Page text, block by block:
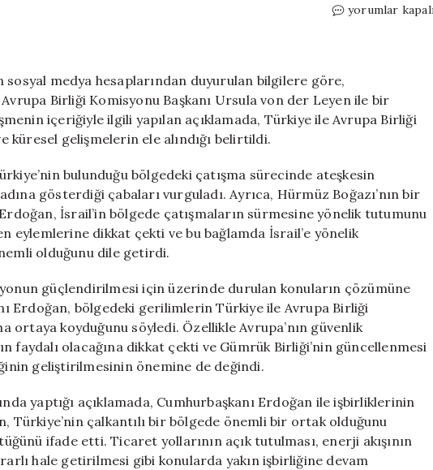
Cumhurbaşkanı
Leyen
Görüşme
yorumlar
sosyal medya hesaplarından duyurulan bilgilere göre,
Birliği Komisyonu Başkanı Ursula von der Leyen ile bir
içeriğiyle ilgili yapılan açıklamada, Türkiye ile Avrupa Birliği
küresel gelişmelerin ele alındığı belirtildi.
bulunduğu bölgedeki çatışma sürecinde ateşkesin
gösterdiği çabaları vurguladı. Ayrıca, Hürmüz Boğazı’nın bir
İsrail’in bölgede çatışmaların sürmesine yönelik tutumunu
eylemlerine dikkat çekti ve bu bağlamda İsrail’e yönelik
olduğunu dile getirdi.
güçlendirilmesi için üzerinde durulan konuların çözümüne
Erdoğan, bölgedeki gerilimlerin Türkiye ile Avrupa Birliği
koyduğunu söyledi. Özellikle Avrupa’nın güvenlik
faydalı olacağına dikkat çekti ve Gümrük Birliği’nin güncellenmesi
geliştirilmesinin önemine de değindi.
yaptığı açıklamada, Cumhurbaşkanı Erdoğan ile işbirliklerinin
çalkantılı bir bölgede önemli bir ortak olduğunu
ifade etti. Ticaret yollarının açık tutulması, enerji akışının
hale getirilmesi gibi konularda yakın işbirliğine devam